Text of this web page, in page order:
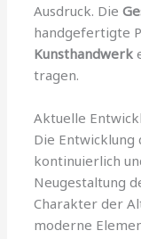
Ausdruck. Die
handgefertigte
Kunsthandwerk
tragen.
Aktuelle
Die
kontinuierlich
Neugestaltung
Charakter der
moderne